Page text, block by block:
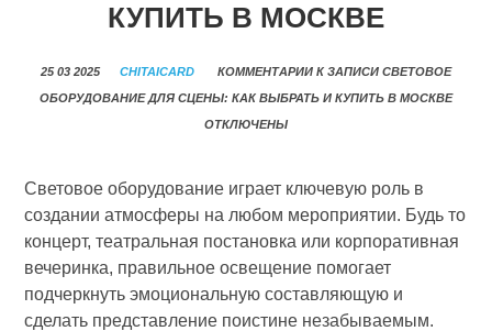
КУПИТЬ В МОСКВЕ
25 03 2025 CHITAICARD КОММЕНТАРИИ К ЗАПИСИ СВЕТОВОЕ
ОБОРУДОВАНИЕ ДЛЯ СЦЕНЫ: КАК ВЫБРАТЬ И КУПИТЬ В МОСКВЕ
ОТКЛЮЧЕНЫ
Световое оборудование играет ключевую роль в
создании атмосферы на любом мероприятии. Будь то
концерт, театральная постановка или корпоративная
вечеринка, правильное освещение помогает
подчеркнуть эмоциональную составляющую и
сделать представление поистине незабываемым.